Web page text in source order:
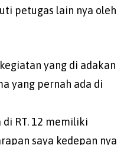
petugas lain nya oleh
yang di adakan
yang pernah ada di
RT. 12 memiliki
saya kedepan nya